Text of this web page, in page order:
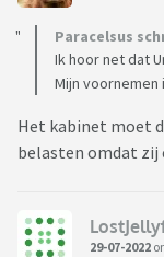
Paracelsus
Ik hoor net dat
Mijn
Het kabinet moet
belasten omdat zij
29-07-2022